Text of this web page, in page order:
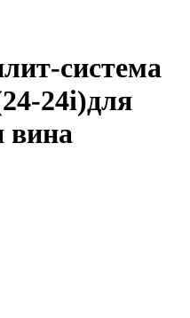
система
24i)для
вина